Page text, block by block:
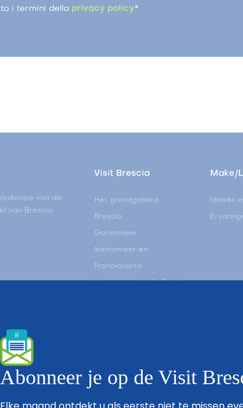
i termini della privacy policy*
van de
van Brescia
instellingen bij
Visit Brescia
Het grondgebied
Brescia
Gardameer
Isemomeer en
Franciacorta
Idromeer en Valle Sabbia
Make/
Ideeën
Abonneer je op de Visit